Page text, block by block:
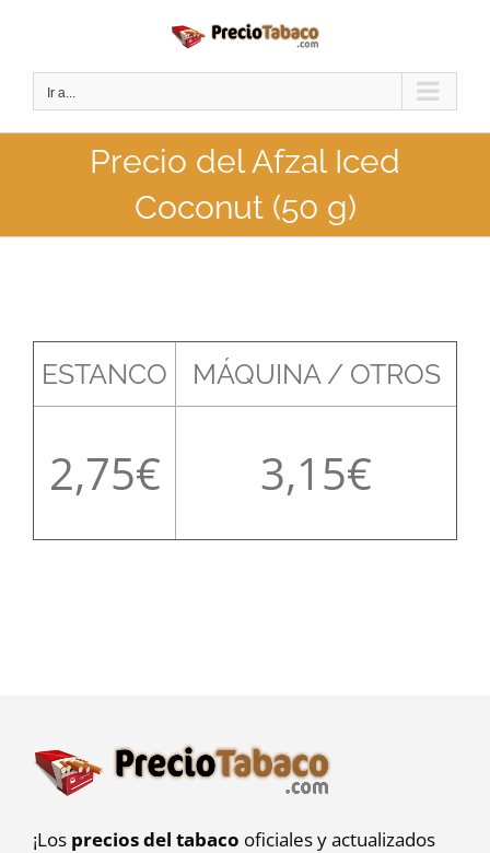
contenido
Ir a...
Precio del Afzal Iced
Coconut (50 g)
ESTANCO MÁQUINA / OTROS
2,75 3,15
¡Los precios del tabaco oficiales y actualizados